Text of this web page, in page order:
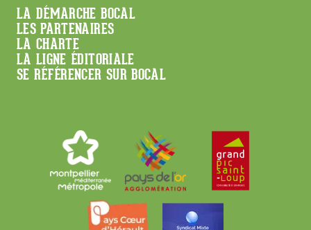
Menu
Footer
LA DÉMARCHE BOCAL
LES PARTENAIRES
LA CHARTE
LA LIGNE ÉDITORIALE
SE RÉFÉRENCER SUR BOCAL